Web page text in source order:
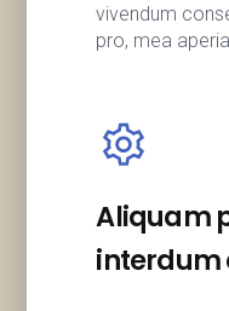
vivendum
pro, mea
Aliquam
interdum